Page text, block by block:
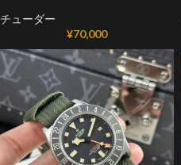
チューダー
¥70,000